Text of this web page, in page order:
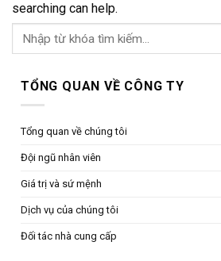
searching can help.
TỔNG QUAN VỀ CÔNG TY
Tổng quan về chúng tôi
Đội ngũ nhân viên
Giá trị và sứ mệnh
Dịch vụ của chúng tôi
Đối tác nhà cung cấp